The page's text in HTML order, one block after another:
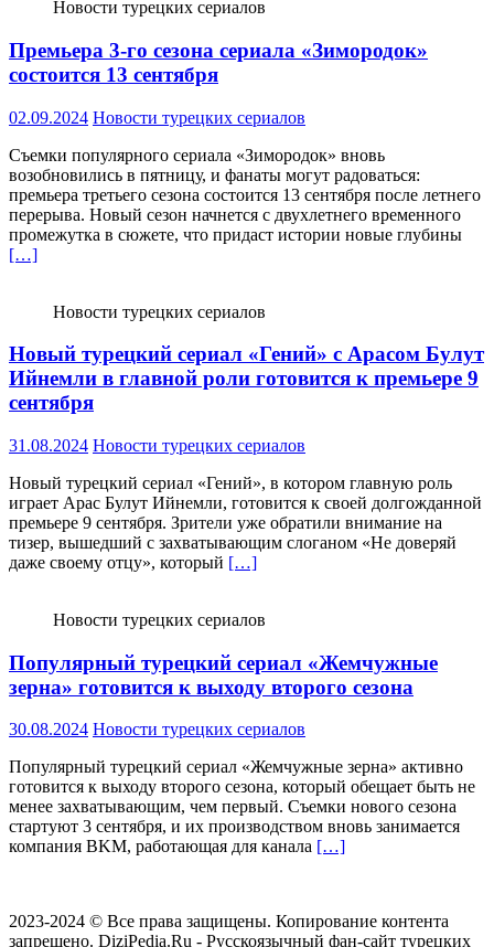
Новости турецких сериалов
Премьера 3-го сезона сериала «Зимородок»
состоится 13 сентября
02.09.2024 Новости турецких сериалов
Съемки популярного сериала «Зимородок» вновь
возобновились в пятницу, и фанаты могут радоваться:
премьера третьего сезона состоится 13 сентября после летнего
перерыва. Новый сезон начнется с двухлетнего временного
промежутка в сюжете, что придаст истории новые глубины
[…]
Новости турецких сериалов
Новый турецкий сериал «Гений» с Арасом Булут
Ийнемли в главной роли готовится к премьере 9
сентября
31.08.2024 Новости турецких сериалов
Новый турецкий сериал «Гений», в котором главную роль
играет Арас Булут Ийнемли, готовится к своей долгожданной
премьере 9 сентября. Зрители уже обратили внимание на
тизер, вышедший с захватывающим слоганом «Не доверяй
даже своему отцу», который […]
Новости турецких сериалов
Популярный турецкий сериал «Жемчужные
зерна» готовится к выходу второго сезона
30.08.2024 Новости турецких сериалов
Популярный турецкий сериал «Жемчужные зерна» активно
готовится к выходу второго сезона, который обещает быть не
менее захватывающим, чем первый. Съемки нового сезона
стартуют 3 сентября, и их производством вновь занимается
компания BKM, работающая для канала […]
2023-2024 © Все права защищены. Копирование контента
запрещено. DiziPedia.Ru - Русскоязычный фан-сайт турецких